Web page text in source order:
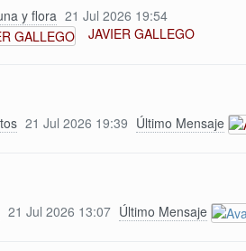
y flora 21 Jul 2026 19:54
JAVIER GALLEGO
21 Jul 2026 19:39 Último Mensaje
21 Jul 2026 13:07 Último Mensaje